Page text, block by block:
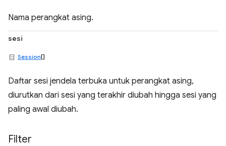
Nama perangkat asing.
sesi
Session[]
Daftar sesi jendela terbuka untuk perangkat asing,
diurutkan dari sesi yang terakhir diubah hingga sesi yang
paling awal diubah.
Filter